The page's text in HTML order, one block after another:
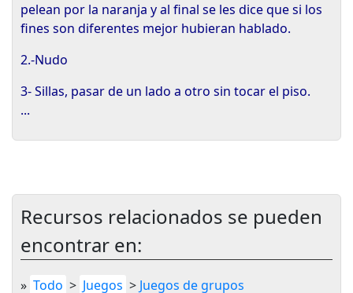
pelean por la naranja y al final se les dice que si los
fines son diferentes mejor hubieran hablado.
2.-Nudo
3- Sillas, pasar de un lado a otro sin tocar el piso.
...
Recursos relacionados se pueden
encontrar en:
» Todo > Juegos > Juegos de grupos